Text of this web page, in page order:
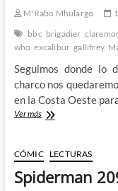
Parte
M'Rabo Mhulargo
bbc brigadier
who excalibur gallifrey
Seguimos donde lo
charco nos
en la Costa Oeste
Ver másDoctor
de
su
tiempo
CÓMIC LECTURAS
Spiderman